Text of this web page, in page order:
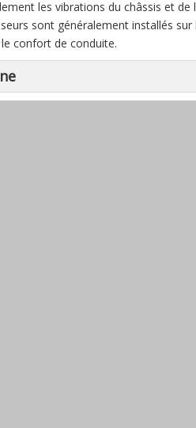
les vibrations du châssis et
sont généralement installés
confort de conduite.